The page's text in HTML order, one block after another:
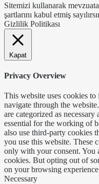
Sitemizi kullanarak
şartlarını kabul etmiş
Gizlilik Politikası
Kapat
Privacy Overview
This website uses cookies
navigate through the
are categorized as
essential for the working of
also use third-party cookies
you use this website. These
only with your consent. You
cookies. But opting out of
on your browsing
Necessary